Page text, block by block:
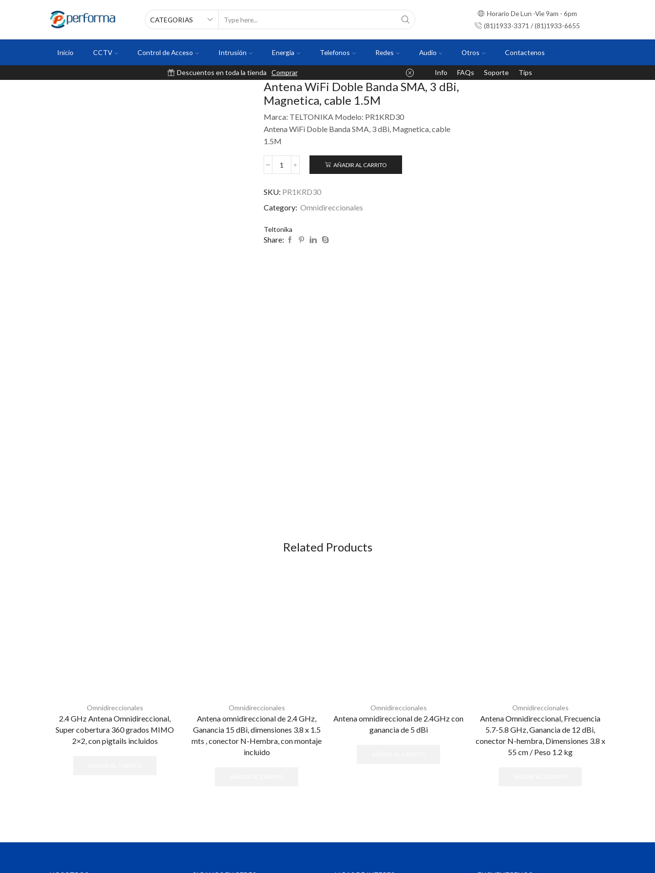
Horario De Lun -Vie 9am - 6pm
(81)1933-3371 / (81)1933-6655
Inicio CCTV Control de Acceso Intrusión Energia Telefonos Redes Audio Otros Contactenos
Descuentos en toda la tienda Comprar Info FAQs Soporte Tips
Antena WiFi Doble Banda SMA, 3 dBi,
Magnetica, cable 1.5M
Marca: TELTONIKA Modelo: PR1KRD30
Antena WiFi Doble Banda SMA, 3 dBi, Magnetica, cable
1.5M
AÑADIR AL CARRITO
SKU: PR1KRD30
Category: Omnidireccionales
Teltonika
Share:
Related Products
Omnidireccionales
2.4 GHz Antena Omnidireccional,
Super cobertura 360 grados MIMO
2×2, con pigtails incluidos
Omnidireccionales
Antena omnidireccional de 2.4 GHz,
Ganancia 15 dBi, dimensiones 3.8 x 1.5
mts , conector N-Hembra, con montaje
incluido
Omnidireccionales
Antena omnidireccional de 2.4GHz con
ganancia de 5 dBi
Omnidireccionales
Antena Omnidireccional, Frecuencia
5.7-5.8 GHz, Ganancia de 12 dBi,
conector N-hembra, Dimensiones 3.8 x
55 cm / Peso 1.2 kg